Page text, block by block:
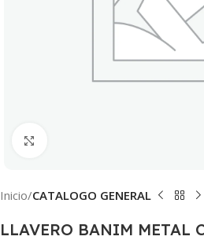
Inicio CATALOGO GENERAL
LLAVERO BANIM METAL